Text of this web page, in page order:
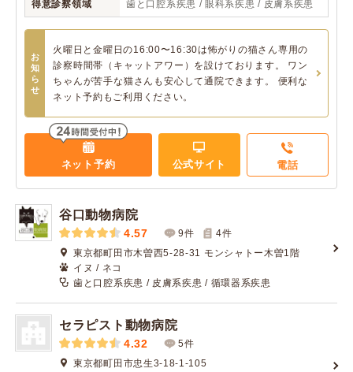
得意診察領域 歯と口腔系疾患 / 眼科系疾患 / 皮膚系疾患
お
知
ら
せ
火曜日と金曜日の16:00〜16:30は怖がりの猫さん専用の
診察時間帯（キャットアワー）を設けております。 ワン
ちゃんが苦手な猫さんも安心して通院できます。 便利な
ネット予約もご利用ください。
ネット予約 公式サイト 電話
谷口動物病院
4.57 9件 4件
東京都町田市木曽西5-28-31 モンシャトー木曽1階
イヌ / ネコ
歯と口腔系疾患 / 皮膚系疾患 / 循環器系疾患
セラピスト動物病院
4.32
5件
東京都町田市忠生3-18-1-105